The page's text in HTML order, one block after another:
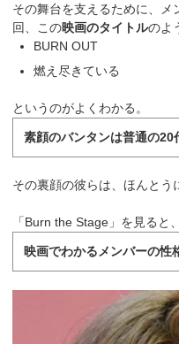
その舞台を支えるために、
回、この映画のタイトルのよ
BURN OUT
燃え尽きている
というのがよくわかる。
素顔のバンタンは普通の20
その裏顔の彼らは、ほんとう
「Burn the Stage」を見ると
映画でわかるメンバーの性